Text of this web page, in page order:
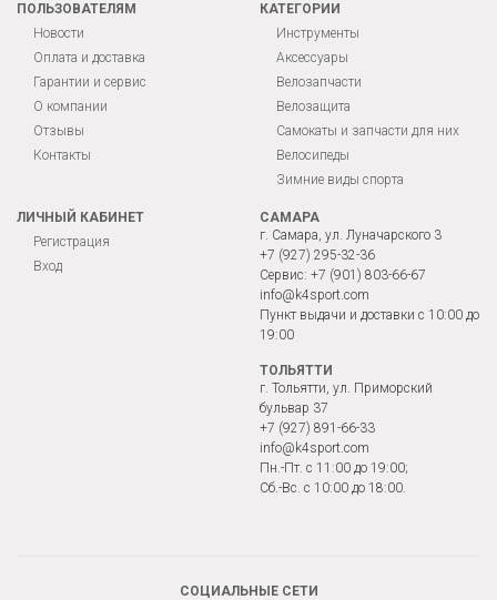
ПОЛЬЗОВАТЕЛЯМ
Новости
Оплата и доставка
Гарантии и сервис
О компании
Отзывы
Контакты
КАТЕГОРИИ
Инструменты
Аксессуары
Велозапчасти
Велозащита
Самокаты и запчасти для них
Велосипеды
Зимние виды спорта
ЛИЧНЫЙ КАБИНЕТ
Регистрация
Вход
САМАРА
г. Самара, ул. Луначарского 3
+7 (927) 295-32-36
Сервис: +7 (901) 803-66-67
info@k4sport.com
Пункт выдачи и доставки с 10:00 до
19:00
ТОЛЬЯТТИ
г. Тольятти, ул. Приморский
бульвар 37
+7 (927) 891-66-33
info@k4sport.com
Пн.-Пт. с 11:00 до 19:00;
Сб.-Вс. с 10:00 до 18:00.
СОЦИАЛЬНЫЕ СЕТИ